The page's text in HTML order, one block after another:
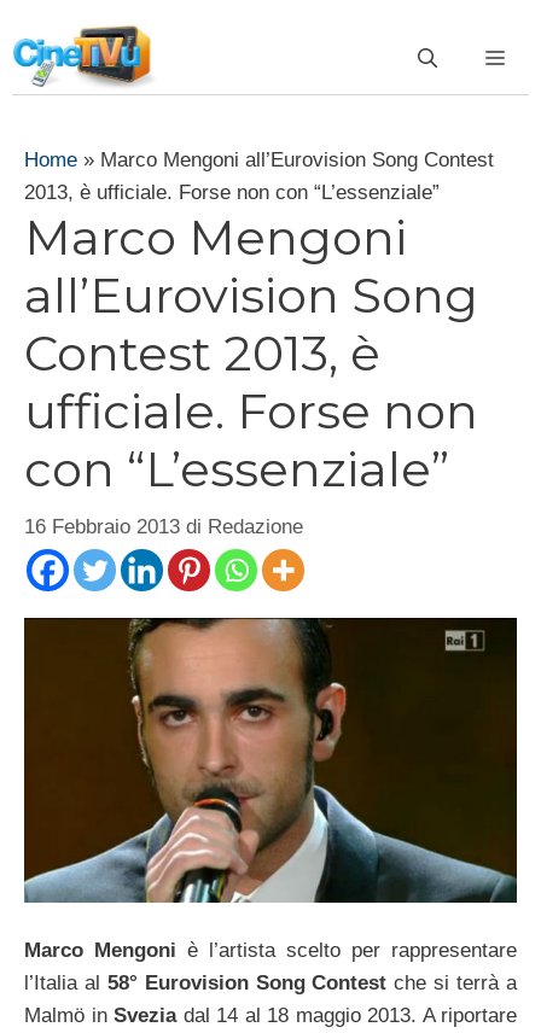
al
contenuto
Home » Marco Mengoni all’Eurovision Song Contest
2013, è ufficiale. Forse non con “L’essenziale”
Marco Mengoni
all’Eurovision Song
Contest 2013, è
ufficiale. Forse non
con “L’essenziale”
16 Febbraio 2013 di Redazione
Marco Mengoni è l’artista scelto per rappresentare
l’Italia al 58° Eurovision Song Contest che si terrà a
Malmö in Sveziadal 14 al 18 maggio 2013. A riportare